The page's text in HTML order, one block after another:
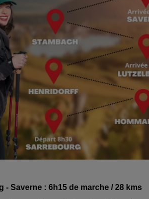
- Saverne : 6h15 de marche / 28 kms